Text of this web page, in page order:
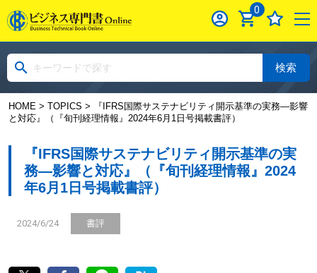
0
検索
HOME> TOPICS > 『IFRS国際サステナビリティ開示基準の実務―影響
と対応』（『旬刊経理情報』2024年6月1日号掲載書評）
『IFRS国際サステナビリティ開示基準の実
務―影響と対応』（『旬刊経理情報』2024
年6月1日号掲載書評）
2024/6/24 書評